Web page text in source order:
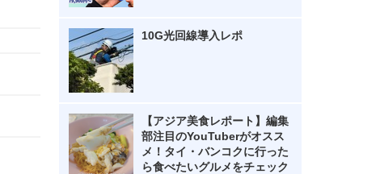
10G光回線導入レポ
【アジア美食レポート】編集
部注目のYouTuberがオスス
メ！タイ・バンコクに行った
ら食べたいグルメをチェック